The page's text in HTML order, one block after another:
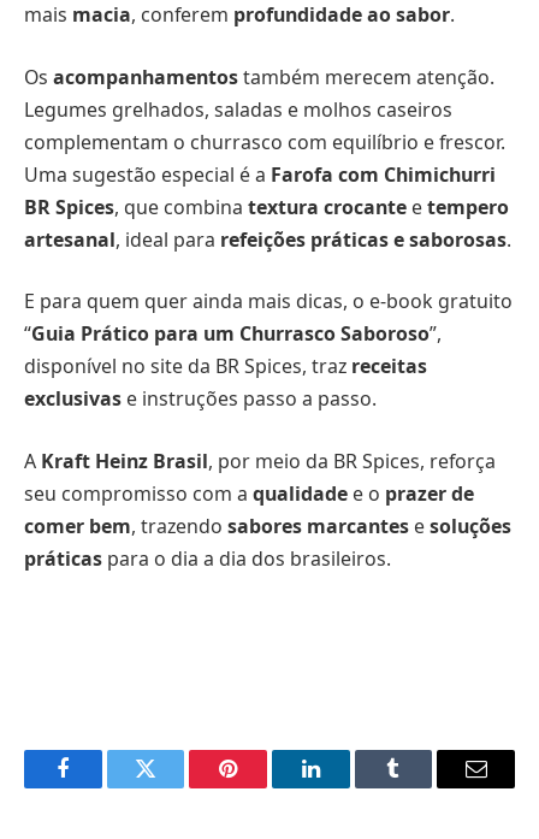
mais macia, conferem profundidade ao sabor.
Os acompanhamentostambém merecem atenção.
Legumes grelhados, saladas e molhos caseiros
complementam o churrasco com equilíbrio e frescor.
Uma sugestão especial é a Farofa com Chimichurri
BR Spices, que combina textura crocante etempero
artesanal, ideal para refeições práticas e saborosas.
E para quem quer ainda mais dicas, o e-book gratuito
“Guia Prático para um Churrasco Saboroso”,
disponível no site da BR Spices, traz receitas
exclusivas e instruções passo a passo.
A Kraft Heinz Brasil, por meio da BR Spices, reforça
seu compromisso com a qualidade e o prazer de
comer bem, trazendo sabores marcantes esoluções
práticas para o dia a dia dos brasileiros.
FacebookTwitter Pinterest LinkedInTumblr Email